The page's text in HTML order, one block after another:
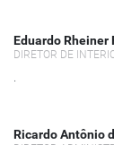
Eduardo Rheiner
DIRETOR DE
Ricardo Antônio